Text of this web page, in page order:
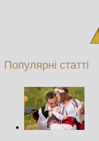
Популярні статті